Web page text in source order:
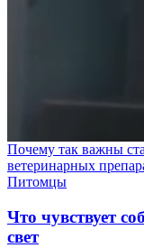
Почему так важны
ветеринарных
Питомцы
Что чувствует
свет